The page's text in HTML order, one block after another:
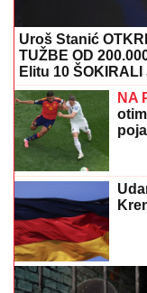
Uroš Stanić
TUŽBE OD
Elitu 10 ŠOKIRALI
NA